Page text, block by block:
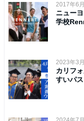
2017年6
ニュー
学校
2023年3
カリフ
すいパ